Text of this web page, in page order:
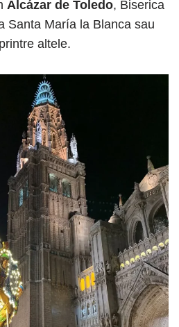
Alcázar de Toledo, Biserica
Santa María la Blanca sau
altele.